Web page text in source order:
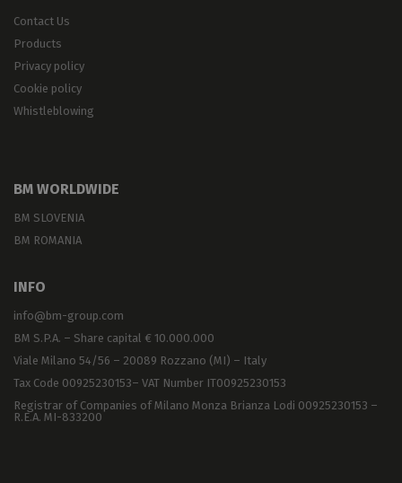
Contact Us
Products
Privacy policy
Cookie policy
Whistleblowing
BM WORLDWIDE
BM SLOVENIA
BM ROMANIA
INFO
info@bm-group.com
BM S.P.A. – Share capital € 10.000.000
Viale Milano 54/56 – 20089 Rozzano (MI) – Italy
Tax Code 00925230153– VAT Number IT00925230153
Registrar of Companies of Milano Monza Brianza Lodi 00925230153 –
R.E.A. MI-833200